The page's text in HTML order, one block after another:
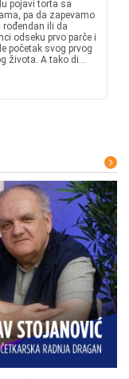
pojavi torta sa
pa da zapevamo
rođendan ili da
odseku prvo parče i
početak svog prvog
života. A tako di...